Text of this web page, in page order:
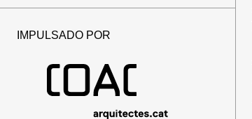
IMPULSADO POR